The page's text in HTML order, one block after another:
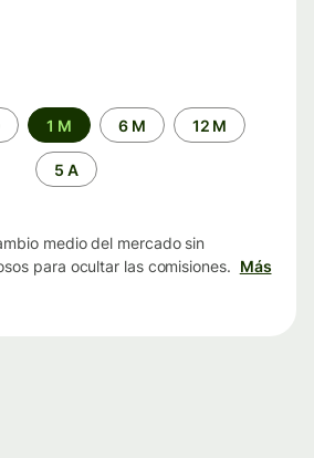
1 M 6 M 12 M
5 A
medio del mercado sin
para ocultar las comisiones. Más